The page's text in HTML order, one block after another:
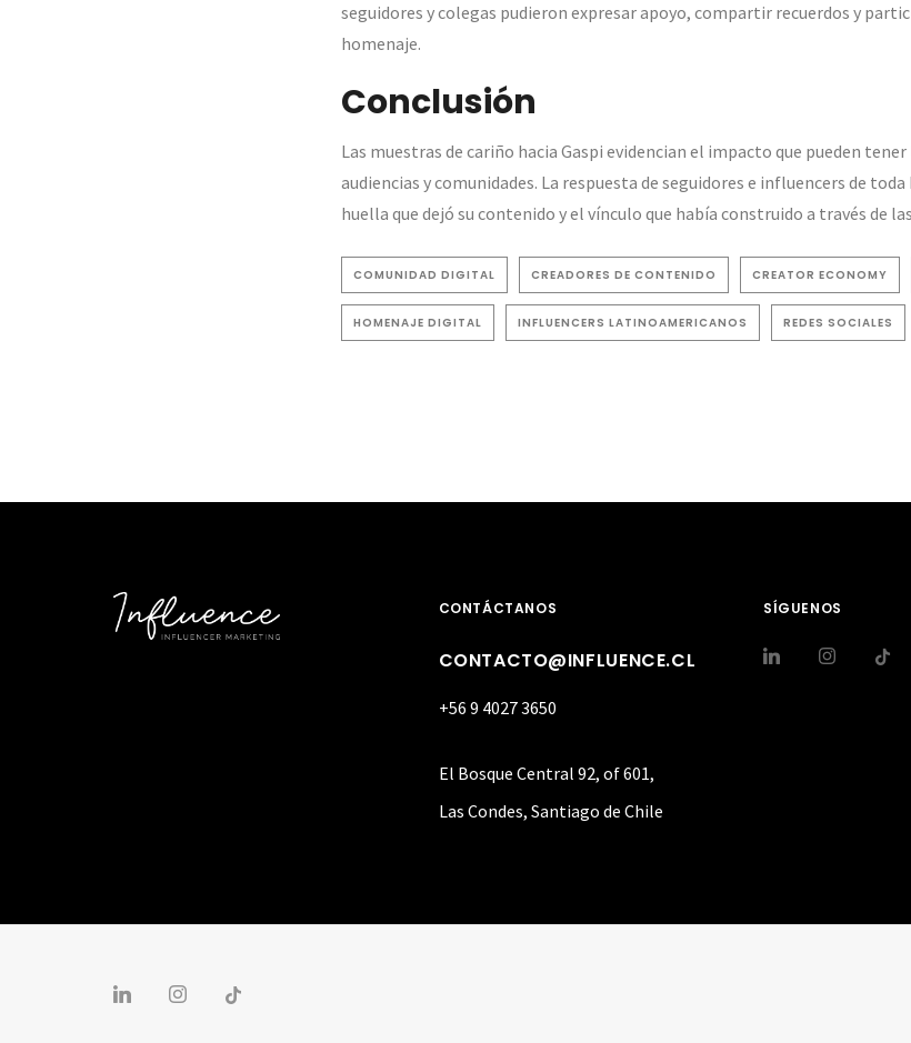
seguidores y colegas pudieron expresar apoyo, compartir recuerdos y
homenaje.
Conclusión
Las muestras de cariño hacia Gaspi evidencian el impacto que pueden tener
audiencias y comunidades. La respuesta de seguidores e influencers de
huella que dejó su contenido y el vínculo que había construido a través de
COMUNIDAD DIGITAL CREADORES DE CONTENIDO CREATOR ECONOMY
HOMENAJE DIGITAL INFLUENCERS LATINOAMERICANOS REDES SOCIALES
CONTÁCTANOS
CONTACTO@INFLUENCE.CL
+56 9 4027 3650
El Bosque Central 92, of 601,
Las Condes, Santiago de Chile
SÍGUENOS